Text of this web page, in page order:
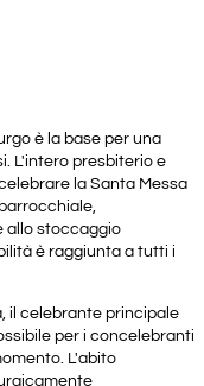
è la base per una
L'intero presbiterio e
la Santa Messa
allo stoccaggio
è raggiunta a tutti i
il celebrante principale
per i concelebranti
L'abito